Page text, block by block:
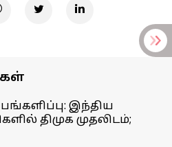
பங்களிப்பு: இந்திய
திமுக முதலிடம்;